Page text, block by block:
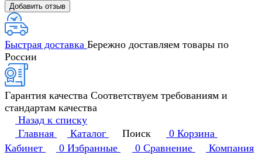
Добавить отзыв
Быстрая доставка Бережно доставляем товары по
России
Гарантия качества Соответствуем требованиям и
стандартам качества
Назад к списку
Главная
Каталог Поиск 0 Корзина
Кабинет
0 Избранные 0 Сравнение
Компания